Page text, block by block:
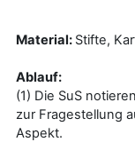
Material: Stifte,
Ablauf:
(1) Die SuS
zur Fragestellung
Aspekt.